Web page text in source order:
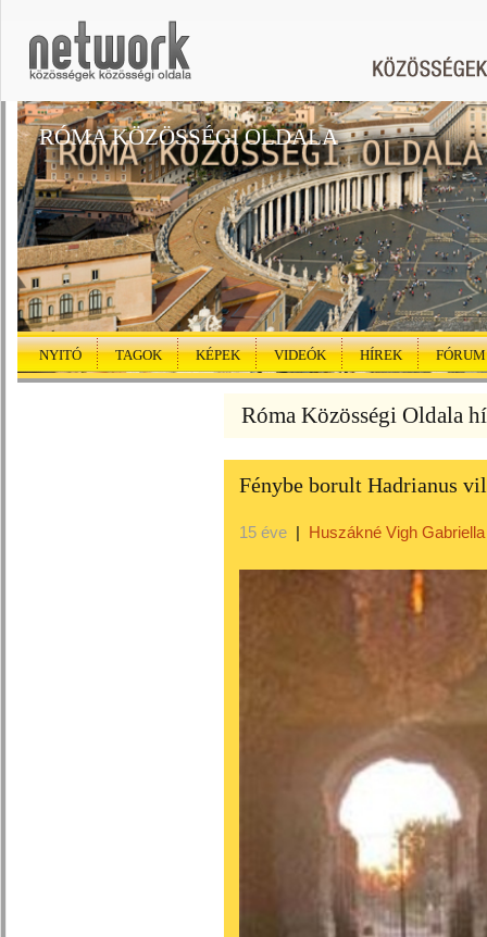
RÓMA KÖZÖSSÉGI OLDALA
NYITÓ TAGOK KÉPEK VIDEÓK HÍREK FÓRUM
Róma Közösségi Oldala
Fénybe borult Hadrianus
15 éve | Huszákné Vigh Gabriella